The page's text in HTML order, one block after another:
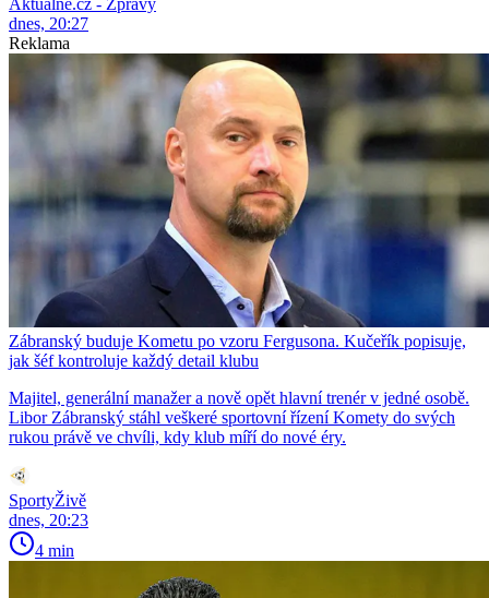
Aktuálně.cz - Zprávy
dnes, 20:27
Reklama
Zábranský buduje Kometu po vzoru Fergusona. Kučeřík popisuje,
jak šéf kontroluje každý detail klubu
Majitel, generální manažer a nově opět hlavní trenér v jedné osobě.
Libor Zábranský stáhl veškeré sportovní řízení Komety do svých
rukou právě ve chvíli, kdy klub míří do nové éry.
SportyŽivě
dnes, 20:23
4 min